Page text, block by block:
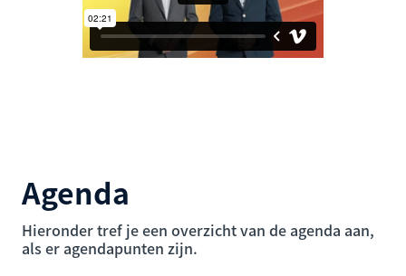
Agenda
Hieronder tref je een overzicht van de agenda aan,
als er agendapunten zijn.